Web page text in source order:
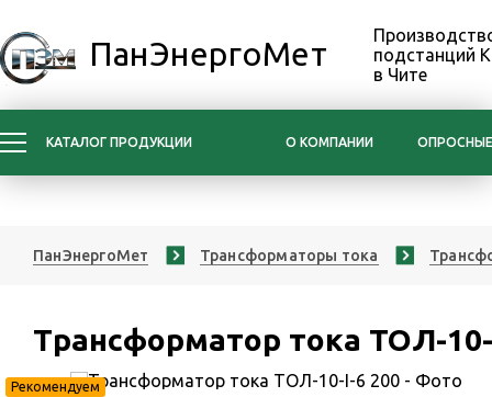
ПанЭнергоМет
подстанций
в Чите
КАТАЛОГ ПРОДУКЦИИ О КОМПАНИИ
ПанЭнергоМет Трансформаторы тока
Трансформатор тока ТОЛ-
Рекомендуем